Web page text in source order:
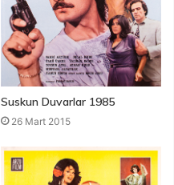
Suskun Duvarlar 1985
26 Mart 2015